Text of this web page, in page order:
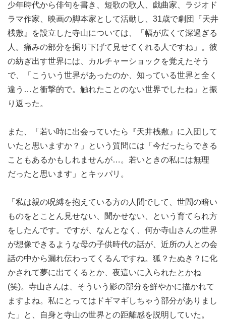
少年時代から俳句を書き、短歌の歌人、戯曲家、ラジオド
ラマ作家、映画の脚本家として活動し、31歳で劇団『天井
桟敷』を設立した寺山については、「幅が広くて深過ぎる
人。痛みの部分を掘り下げて見せてくれる人ですね」。彼
の紡ぎ出す世界には、カルチャーショックを覚えたそう
で、「こういう世界があったのか、知っている世界と全く
違う…と衝撃的で。触れたことのない世界でしたね」と振
り返った。
また、「若い時に出会っていたら『天井桟敷』に入団して
いたと思いますか？」という質問には「今だったらできる
こともあるかもしれませんが…。若いときの私には無理
だったと思います」とキッパリ。
「私は親の呪縛を抱えている方の人間でして、世間の暗い
ものをとことん見せない、聞かせない、という育てられ方
をしたんです。ですが、なんとなく、何か寺山さんの世界
が想像できるような母の子供時代の話が、近所の人との会
話の中から漏れ伝わってくるんですね。狐？たぬき？に化
かされて夢に出てくるとか、夜這いに入られたとかね
(笑)。寺山さんは、そういう影の部分を鮮やかに描かれて
ますよね。私にとってはドギマギしちゃう部分がありまし
た」と、自身と寺山の世界との距離感を説明していた。